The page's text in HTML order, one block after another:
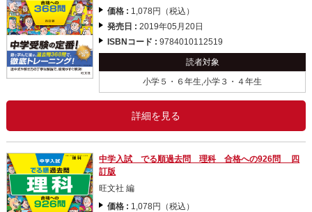
価格 : 1,078円（税込）
発売日 :2019年05月20日
ISBNコード :9784010112519
読者対象
小学５・６年生,小学３・４年生
詳細を見る
中学入試 でる順過去問 理科 合格への926問 四
訂版
旺文社 編
価格 : 1,078円（税込）